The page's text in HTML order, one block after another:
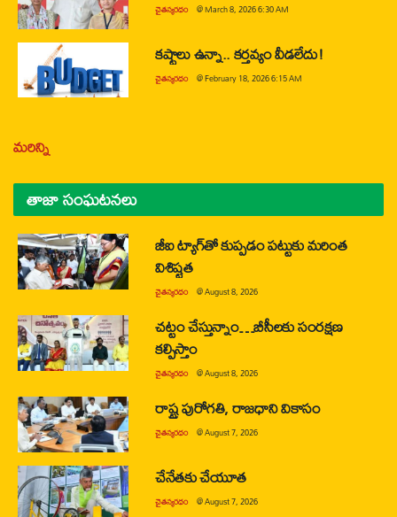
చైతన్యరధం @March 8, 2026 6:30 AM
కష్టాలు ఉన్నా.. కర్తవ్యం వీడలేదు!
చైతన్యరధం @February 18, 2026 6:15 AM
మరిన్ని
తాజా సంఘటనలు
జీఐ ట్యాగ్‌తో కుప్పడం పట్టుకు మరింత
విశిష్టత
చైతన్యరధం @August 8, 2026
చట్టం చేస్తున్నాం…బీసీలకు సంరక్షణ
కల్పిస్తాం
చైతన్యరధం @August 8, 2026
రాష్ట్ర పురోగతి, రాజధాని వికాసం
చైతన్యరధం @August 7, 2026
చేనేతకు చేయూత
చైతన్యరధం @August 7, 2026